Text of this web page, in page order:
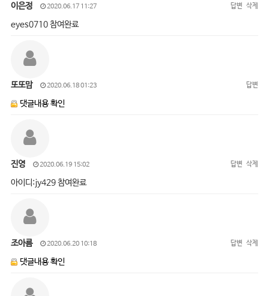
이은정 2020.06.17 11:27 답변 삭제
eyes0710 참여완료
또또맘 2020.06.18 01:23 답변
댓글내용 확인
진영 2020.06.19 15:02 답변 삭제
아이디:jy429 참여완료
조아름 2020.06.20 10:18 답변 삭제
댓글내용 확인